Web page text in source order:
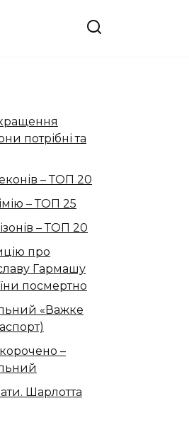
потрібні та
– ТОП 20
– ТОП 25
– ТОП 20
про
Гармашу
посмертно
«Важке
–
Шарлотта